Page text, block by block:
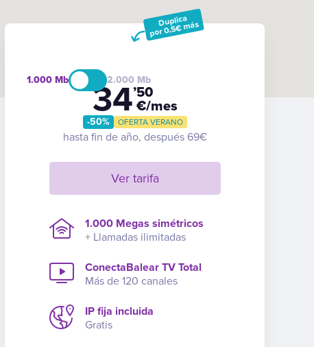
1.000 2.000
Duplica
por 0,5€ más
34’50
€/mes
-50% OFERTA VERANO
hasta fin de año, después 69€
Ver tarifa
1.000 Megas simétricos
+ Llamadas ilimitadas
ConectaBalear TV Total
Más de 120 canales
IP fija incluida
Gratis